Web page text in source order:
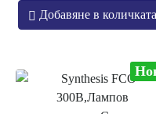
Добавяне в количката